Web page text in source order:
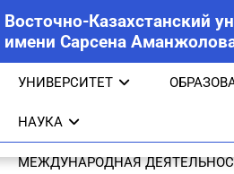
Восточно-Казахстанский
имени Сарсена
УНИВЕРСИТЕТ
НАУКА
МЕЖДУНАРОДНАЯ